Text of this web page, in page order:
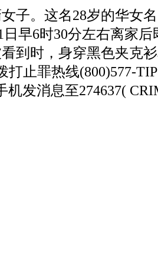
。这名28岁的华女名
早6时30分左右离家
到时，身穿黑色夹克
止罪热线(800)577-
机发消息至274637(